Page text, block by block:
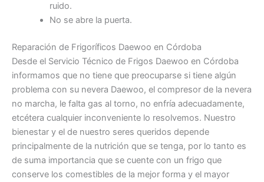
ruido.
No se abre la puerta.
Reparación de Frigoríficos Daewoo en Córdoba
Desde el Servicio Técnico de Frigos Daewoo en Córdoba
informamos que no tiene que preocuparse si tiene algún
problema con su nevera Daewoo, el compresor de la nevera
no marcha, le falta gas al torno, no enfría adecuadamente,
etcétera cualquier inconveniente lo resolvemos. Nuestro
bienestar y el de nuestro seres queridos depende
principalmente de la nutrición que se tenga, por lo tanto es
de suma importancia que se cuente con un frigo que
conserve los comestibles de la mejor forma y el mayor